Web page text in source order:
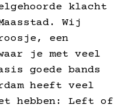
klacht
Wij
een
je met veel
goede bands
heeft veel
hebben: Left of